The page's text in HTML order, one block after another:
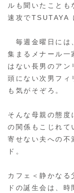
ルも聞いたことも
速攻でTSUTAYA
毎週金曜日には
集まるメナール一
はない長男のアン
頭にない次男フィ
も気がそぞろ。
そんな母親の態度
の関係もこじれて
寄せない夫への不
ド。
カフェ＜静かなる
ドの誕生会は、